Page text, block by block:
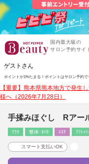
国内最大級の
サロン予約サイ
ゲストさん
ポイントが1%たまる！ ポイントはサロン予約で
【重要】熊本県熊本地方で発生
様へ（2026年7月28日）
手揉みほぐし Rアー
ﾘﾗｸ 整体･ｶｲﾛ ｴｽﾃ ﾘﾌﾚｯｼ
スマート支払いOK